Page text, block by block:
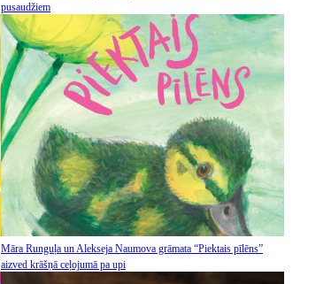
pusaudžiem
Māra Runguļa un Alekseja Naumova grāmata “Piektais pīlēns”
aizved krāšņā ceļojumā pa upi